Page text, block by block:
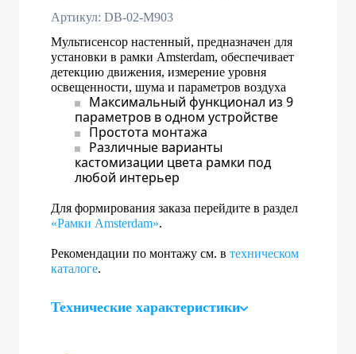
Артикул: DB-02-M903
Мультисенсор настенный, предназначен для
установки в рамки Amsterdam, обеспечивает
детекцию движения, измерение уровня
освещенности, шума и параметров воздуха
Максимальный функционал из 9
параметров в одном устройстве
Простота монтажа
Различные варианты
кастомизации цвета рамки под
любой интерьер
Для формирования заказа перейдите в раздел
«Рамки Amsterdam».
Рекомендации по монтажу см. в техническом
каталоге.
Технические характеристики